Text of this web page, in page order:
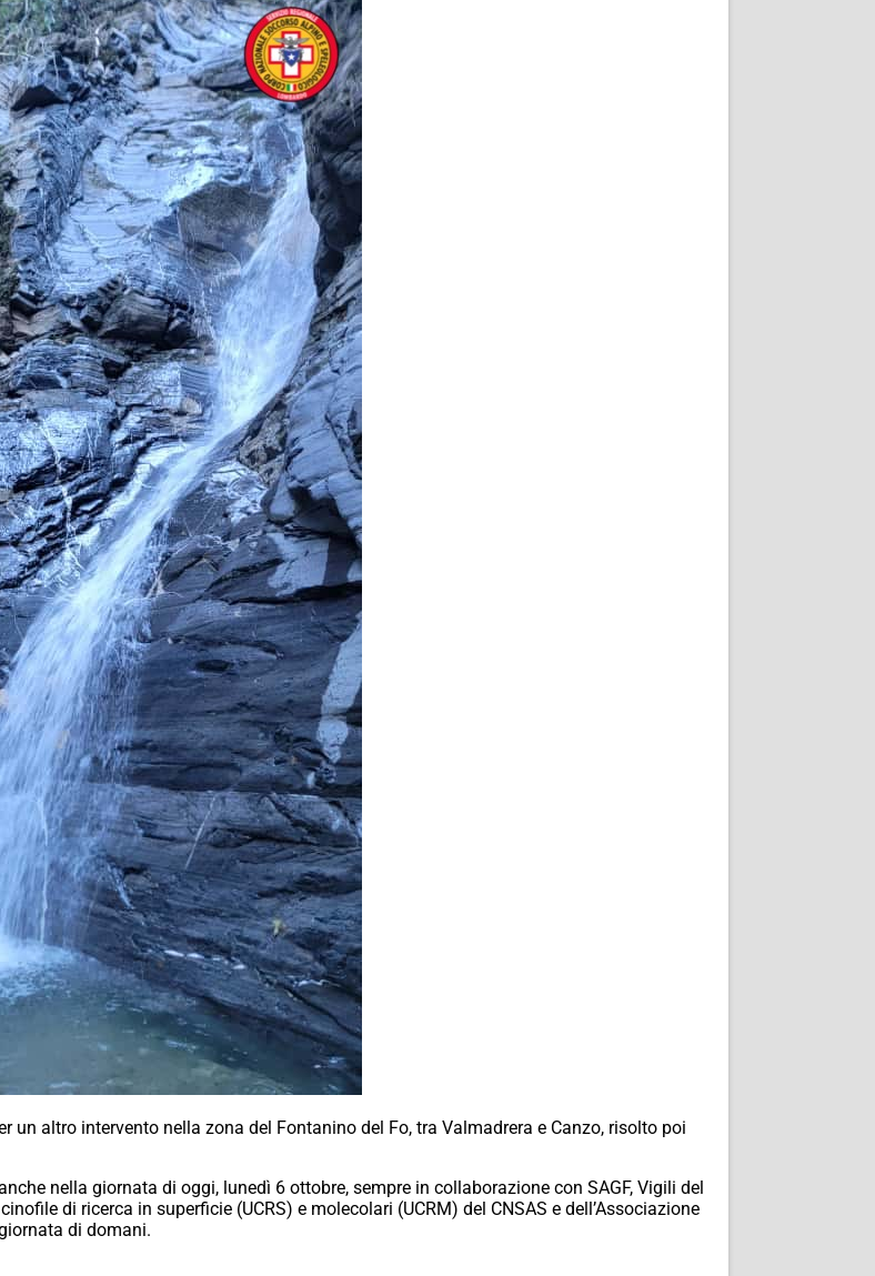
altro intervento nella zona del Fontanino del Fo, tra Valmadrera e Canzo, risolto poi
nella giornata di oggi, lunedì 6 ottobre, sempre in collaborazione con SAGF, Vigili del
di ricerca in superficie (UCRS) e molecolari (UCRM) del CNSAS e dell’Associazione
di domani.